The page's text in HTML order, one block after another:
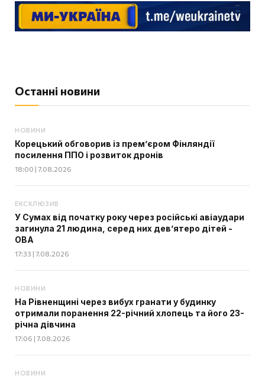
Останні новини
НОВИНИ
Корецький обговорив із прем’єром Фінляндії
посилення ППО і розвиток дронів
18:00 | 7.08.2026
ЕКСКЛЮЗИВ
У Сумах від початку року через російські авіаудари
загинула 21 людина, серед них дев’ятеро дітей -
ОВА
17:33 | 7.08.2026
НОВИНИ
На Рівненщині через вибух гранати у будинку
отримали поранення 22-річний хлопець та його 23-
річна дівчина
17:06 | 7.08.2026
НОВИНИ